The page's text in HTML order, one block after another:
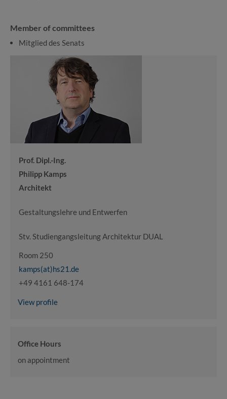
Member of committees
Mitglied des Senats
Prof. Dipl.-Ing.
Philipp Kamps
Architekt
Gestaltungslehre und Entwerfen
Stv. Studiengangsleitung Architektur DUAL
Room 250
kamps(at)hs21.de
+49 4161 648-174
View profile
Office Hours
on appointment